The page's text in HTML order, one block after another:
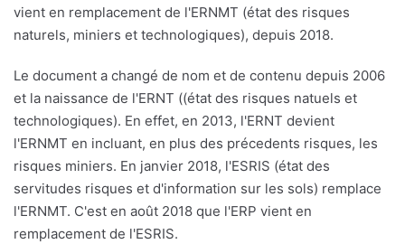
vient en remplacement de l'ERNMT (état des risques
naturels, miniers et technologiques), depuis 2018.
Le document a changé de nom et de contenu depuis 2006
et la naissance de l'ERNT ((état des risques natuels et
technologiques). En effet, en 2013, l'ERNT devient
l'ERNMT en incluant, en plus des précedents risques, les
risques miniers. En janvier 2018, l'ESRIS (état des
servitudes risques et d'information sur les sols) remplace
l'ERNMT. C'est en août 2018 que l'ERP vient en
remplacement de l'ESRIS.